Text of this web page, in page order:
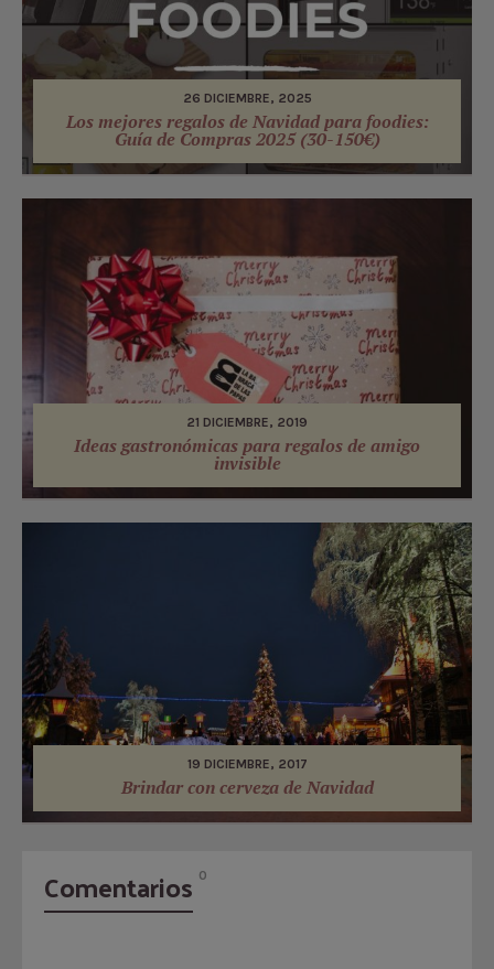
26 DICIEMBRE, 2025
Los mejores regalos de Navidad para foodies:
Guía de Compras 2025 (30-150€)
21 DICIEMBRE, 2019
Ideas gastronómicas para regalos de amigo
invisible
19 DICIEMBRE, 2017
Brindar con cerveza de Navidad
Comentarios 0